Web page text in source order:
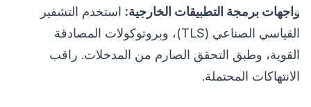
واجهات برمجة التطبيقات الخارجية: استخدم التشفير
القياسي الصناعي (TLS)، وبروتوكولات المصادقة
القوية، وطبق التحقق الصارم من المدخلات. راقب
الانتهاكات المحتملة.